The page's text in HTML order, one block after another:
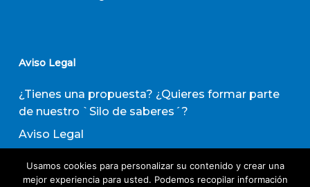
Aviso Legal
¿Tienes una propuesta? ¿Quieres formar parte
de nuestro `Silo de saberes´?
Aviso Legal
Política de Transparencia
Usamos cookies para personalizar su contenido y crear una
mejor experiencia para usted. Podemos recopilar información